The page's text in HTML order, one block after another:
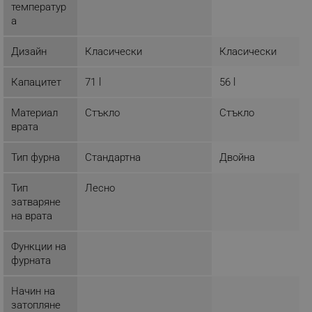
температур
а
Дизайн Класически Класически
Капацитет 71 l 56 l
Материал
врата
Стъкло Стъкло
Тип фурна Стандартна Двойна
Тип
затваряне
на врата
Лесно
Функции на
фурната
Начин на
затопляне
_sgf_user_id
.alleop.bg